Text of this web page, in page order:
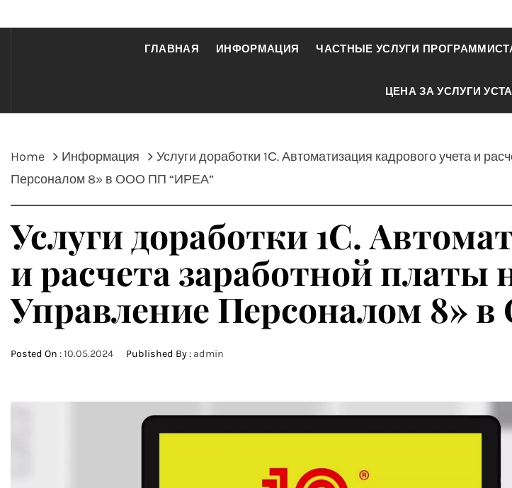
ГЛАВНАЯ ИНФОРМАЦИЯ ЧАСТНЫЕ УСЛУГИ
ЦЕНА ЗА УСЛУГИ
Home Информация
Услуги доработки 1С. Автоматизация кадрового учета и
Персоналом 8» в ООО ПП “ИРЕА”
Услуги доработки 1С.
и расчета заработной платы
Управление Персоналом 8»
Posted On :10.05.2024 Published By : admin